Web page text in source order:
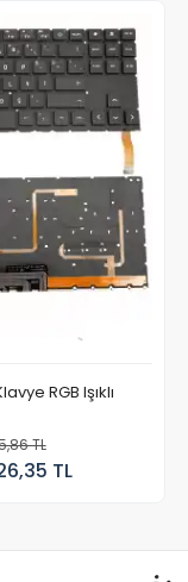
RGB Işıklı
TL
TL